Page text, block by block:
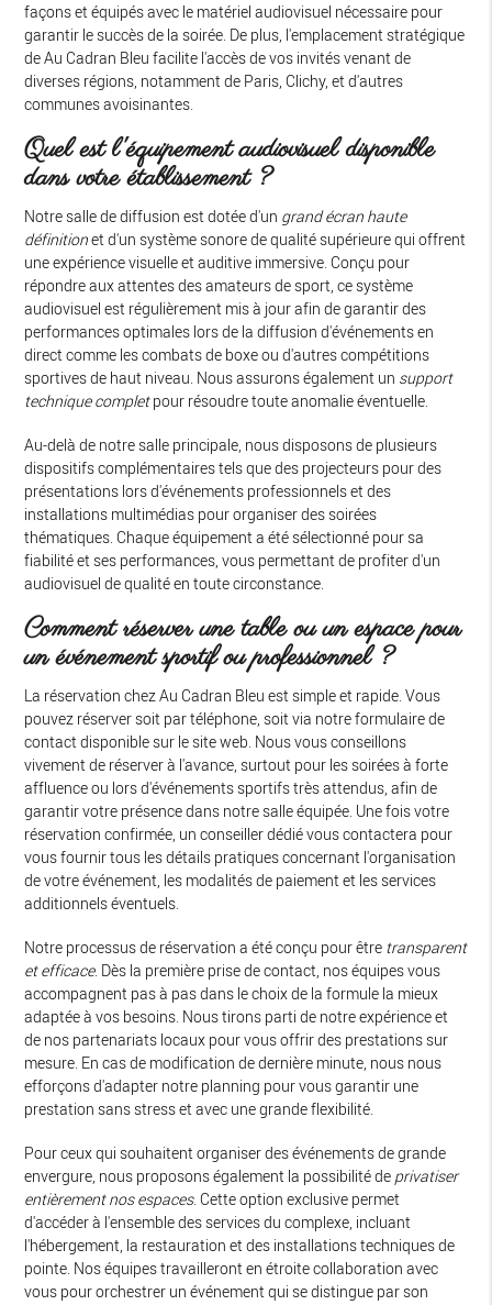
façons et équipés avec le matériel audiovisuel nécessaire pour
garantir le succès de la soirée. De plus, l'emplacement stratégique
de Au Cadran Bleu facilite l'accès de vos invités venant de
diverses régions, notamment de Paris, Clichy, et d'autres
communes avoisinantes.
Quel est l'équipement audiovisuel disponible
dans votre établissement ?
Notre salle de diffusion est dotée d'un grand écran haute
définitionet d'un système sonore de qualité supérieure qui offrent
une expérience visuelle et auditive immersive. Conçu pour
répondre aux attentes des amateurs de sport, ce système
audiovisuel est régulièrement mis à jour afin de garantir des
performances optimales lors de la diffusion d'événements en
direct comme les combats de boxe ou d'autres compétitions
sportives de haut niveau. Nous assurons également un support
technique completpour résoudre toute anomalie éventuelle.
Au-delà de notre salle principale, nous disposons de plusieurs
dispositifs complémentaires tels que des projecteurs pour des
présentations lors d'événements professionnels et des
installations multimédias pour organiser des soirées
thématiques. Chaque équipement a été sélectionné pour sa
fiabilité et ses performances, vous permettant de profiter d'un
audiovisuel de qualité en toute circonstance.
Comment réserver une table ou un espace pour
un événement sportif ou professionnel ?
La réservation chez Au Cadran Bleu est simple et rapide. Vous
pouvez réserver soit par téléphone, soit via notre formulaire de
contact disponible sur le site web. Nous vous conseillons
vivement de réserver à l'avance, surtout pour les soirées à forte
affluence ou lors d'événements sportifs très attendus, afin de
garantir votre présence dans notre salle équipée. Une fois votre
réservation confirmée, un conseiller dédié vous contactera pour
vous fournir tous les détails pratiques concernant l'organisation
de votre événement, les modalités de paiement et les services
additionnels éventuels.
Notre processus de réservation a été conçu pour être transparent
et efficace. Dès la première prise de contact, nos équipes vous
accompagnent pas à pas dans le choix de la formule la mieux
adaptée à vos besoins. Nous tirons parti de notre expérience et
de nos partenariats locaux pour vous offrir des prestations sur
mesure. En cas de modification de dernière minute, nous nous
efforçons d'adapter notre planning pour vous garantir une
prestation sans stress et avec une grande flexibilité.
Pour ceux qui souhaitent organiser des événements de grande
envergure, nous proposons également la possibilité de privatiser
entièrement nos espaces. Cette option exclusive permet
d'accéder à l'ensemble des services du complexe, incluant
l'hébergement, la restauration et des installations techniques de
pointe. Nos équipes travailleront en étroite collaboration avec
vous pour orchestrer un événement qui se distingue par son